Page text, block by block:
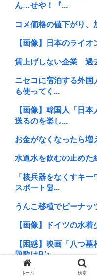
ん…せや！『...
コメ価格の値下がり、
【画像】日本のライ
賃上げしない企業 過
ニセコに宿泊する外国
も使ってく...
【画像】韓国人「日
送るのを楽し...
お金がなくなったら増
水道水を飲むの止め
「核兵器をなくすキ
スボート畠...
うんこ移植でピーナッ
【画像】ドイツの水
【困惑】映画「八つ
題歌はB'z...
【悲報】イカとタコ
ホーム 検索